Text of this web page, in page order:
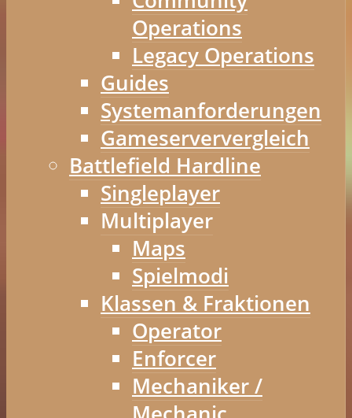
Operations
Legacy Operations
Guides
Systemanforderungen
Gameserververgleich
Battlefield Hardline
Singleplayer
Multiplayer
Maps
Spielmodi
Klassen & Fraktionen
Operator
Enforcer
Mechaniker /